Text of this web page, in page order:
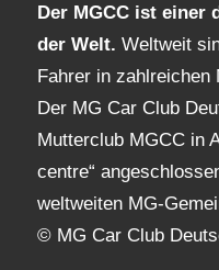
Der MGCC ist einer
der Welt. Weltweit
Fahrer in zahlreichen
Der MG Car Club
Mutterclub MGCC in
centre“
weltweiten MG-
© MG Car Club